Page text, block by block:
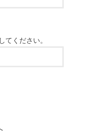
てください。